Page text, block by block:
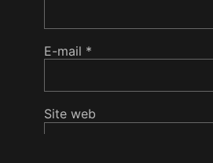
E-mail *
Site web